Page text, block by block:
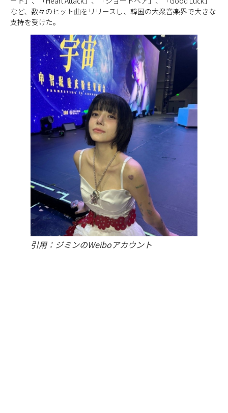
など、数々のヒット曲をリリースし、韓国の大衆音楽界で大きな
支持を受けた。
引用：ジミンのWeiboアカウント